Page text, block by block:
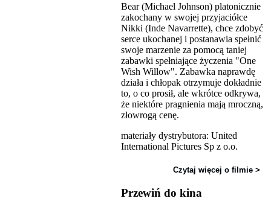
Bear (Michael Johnson) platonicznie
zakochany w swojej przyjaciółce
Nikki (Inde Navarrette), chce zdobyć
serce ukochanej i postanawia spełnić
swoje marzenie za pomocą taniej
zabawki spełniające życzenia "One
Wish Willow". Zabawka naprawdę
działa i chłopak otrzymuje dokładnie
to, o co prosił, ale wkrótce odkrywa,
że niektóre pragnienia mają mroczną,
złowrogą cenę.
materiały dystrybutora: United
International Pictures Sp z o.o.
Czytaj więcej o filmie >
Przewiń do kina